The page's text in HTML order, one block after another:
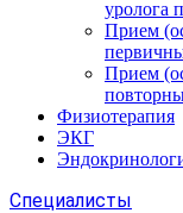
уролога
Прием
Прием
Физиотерапия
ЭКГ
Специалисты